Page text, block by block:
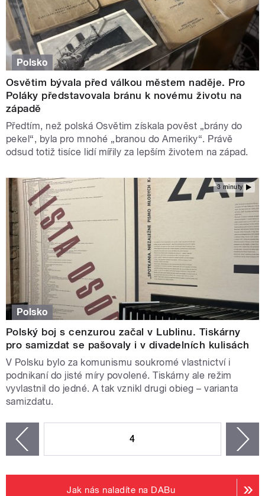
Polsko
Osvětim bývala před válkou městem naděje. Pro
Poláky představovala bránu k novému životu na
západě
Předtím, než polská Osvětim získala pověst „brány do
pekel“, byla pro mnohé „branou do Ameriky“. Právě
odsud totiž tisíce lidí mířily za lepším životem na západ.
3 minuty
Polsko
Polský boj s cenzurou začal v Lublinu. Tiskárny
pro samizdat se pašovaly i v divadelních kulisách
V Polsku bylo za komunismu soukromé vlastnictví i
podnikaní do jisté míry povolené. Tiskárny ale režim
vyvlastnil do jedné. A tak vznikl drugi obieg – varianta
samizdatu.
4
Jak nás naladíte na DABu